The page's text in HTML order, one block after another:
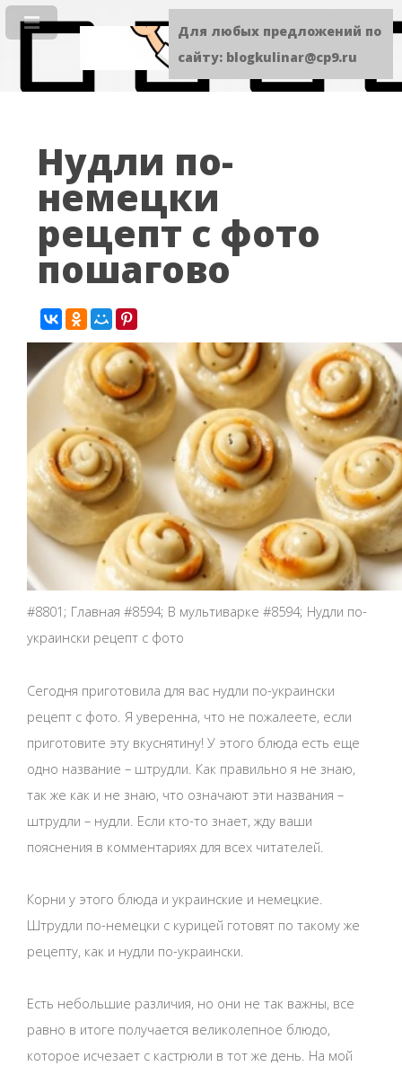
Нудли по-
немецки
рецепт с фото
пошагово
#8801; Главная #8594; В мультиварке #8594; Нудли по-
украински рецепт с фото
Сегодня приготовила для вас нудли по-украински
рецепт с фото. Я уверенна, что не пожалеете, если
приготовите эту вкуснятину! У этого блюда есть еще
одно название – штрудли. Как правильно я не знаю,
так же как и не знаю, что означают эти названия –
штрудли – нудли. Если кто-то знает, жду ваши
пояснения в комментариях для всех читателей.
Корни у этого блюда и украинские и немецкие.
Штрудли по-немецки с курицей готовят по такому же
рецепту, как и нудли по-украински.
Есть небольшие различия, но они не так важны, все
равно в итоге получается великолепное блюдо,
которое исчезает с кастрюли в тот же день. На мой
Для любых предложений по
сайту: blogkulinar@cp9.ru